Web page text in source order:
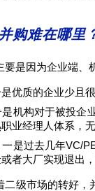
购难在哪里
是因为企业端、
优质的企业少且
机构对于被投企
业经理人体系，
是过去几年VC/
者大厂实现退出
二级市场的转好